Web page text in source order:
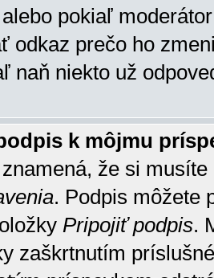
pokiaľ
odkaz prečo ho
naň niekto už
k môjmu
že si
. Podpis môžete
Pripojiť podpis.
zaškrtnutím